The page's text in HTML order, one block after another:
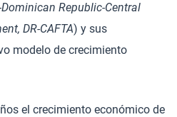
Republic-Central
DR-CAFTA) y sus
modelo de crecimiento
el crecimiento económico de